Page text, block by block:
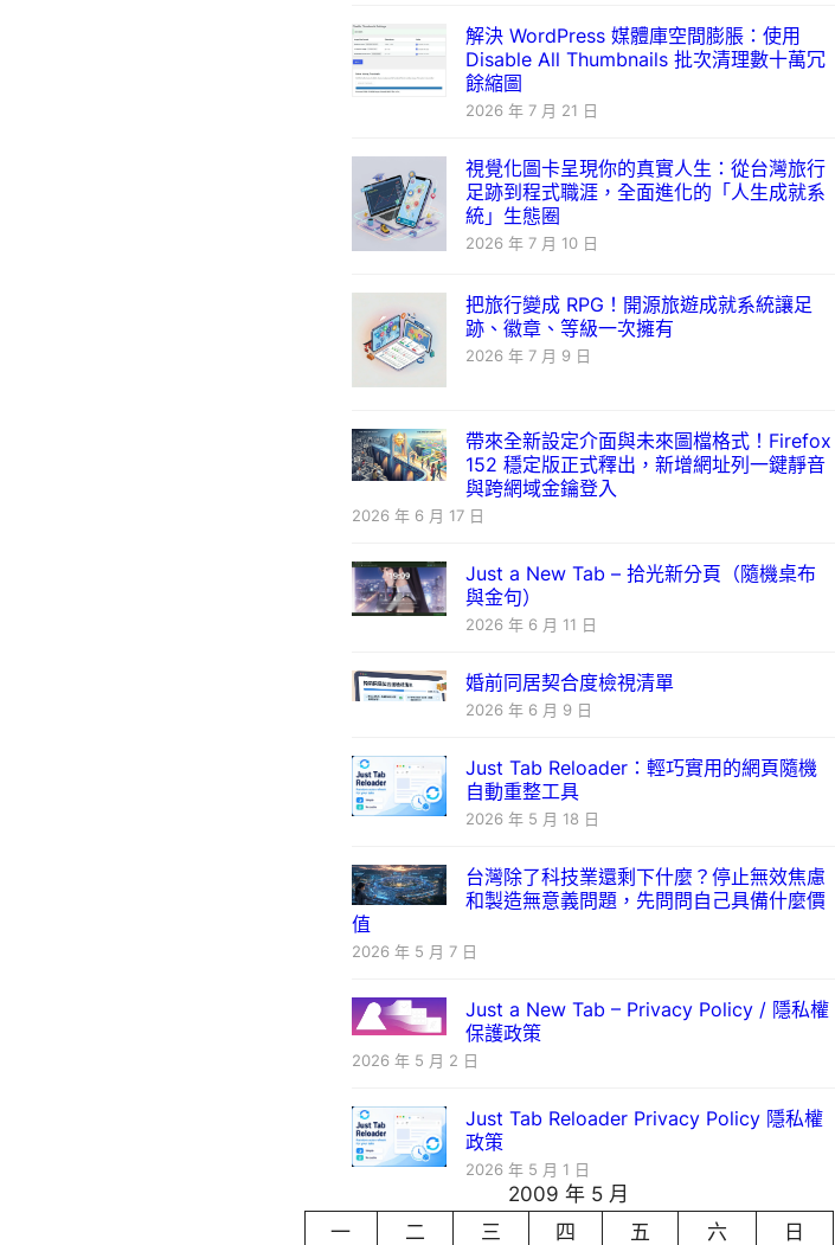
解決 WordPress 媒體庫空間膨脹：使用
Disable All Thumbnails 批次清理數十萬冗
餘縮圖
2026 年 7 月 21 日
視覺化圖卡呈現你的真實人生：從台灣旅行
足跡到程式職涯，全面進化的「人生成就系
統」生態圈
2026 年 7 月 10 日
把旅行變成 RPG！開源旅遊成就系統讓足
跡、徽章、等級一次擁有
2026 年 7 月 9 日
帶來全新設定介面與未來圖檔格式！Firefox
152 穩定版正式釋出，新增網址列一鍵靜音
與跨網域金鑰登入
2026 年 6 月 17 日
Just a New Tab – 拾光新分頁（隨機桌布
與金句）
2026 年 6 月 11 日
婚前同居契合度檢視清單
2026 年 6 月 9 日
Just Tab Reloader：輕巧實用的網頁隨機
自動重整工具
2026 年 5 月 18 日
台灣除了科技業還剩下什麼？停止無效焦慮
和製造無意義問題，先問問自己具備什麼價
值
2026 年 5 月 7 日
Just a New Tab – Privacy Policy / 隱私權
保護政策
2026 年 5 月 2 日
Just Tab Reloader Privacy Policy 隱私權
政策
2026 年 5 月 1 日
2009 年 5 月
一
二 三 四 五 六
日